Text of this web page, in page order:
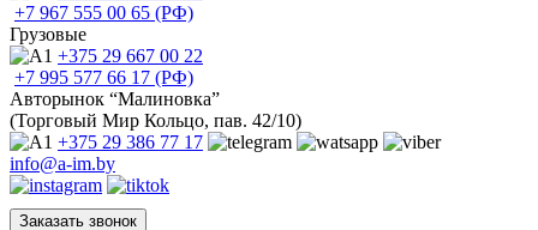
+7 967 555 00 65 (РФ)
Грузовые
+375 29 667 00 22
+7 995 577 66 17 (РФ)
Авторынок “Малиновка”
(Торговый Мир Кольцо, пав. 42/10)
+375 29 386 77 17
info@a-im.by
Заказать звонок